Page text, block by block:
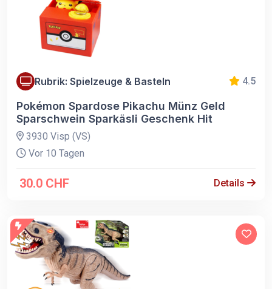
Rubrik: Spielzeuge & Basteln 4.5
Pokémon Spardose Pikachu Münz Geld
Sparschwein Sparkäsli Geschenk Hit
3930 Visp (VS)
Vor 10 Tagen
30.0 CHF Details